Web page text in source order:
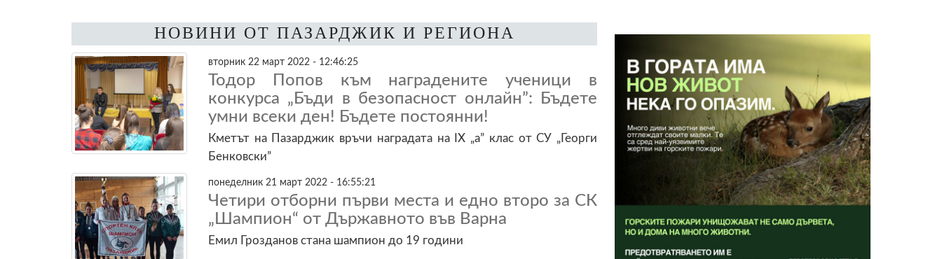
НОВИНИ ОТ ПАЗАРДЖИК И РЕГИОНА
вторник 22 март 2022 - 12:46:25
Тодор Попов към наградените ученици в
конкурса „Бъди в безопасност онлайн”: Бъдете
умни всеки ден! Бъдете постоянни!
Кметът на Пазарджик връчи наградата на IX „а” клас от СУ „Георги
Бенковски”
понеделник 21 март 2022 - 16:55:21
Четири отборни първи места и едно второ за СК
„Шампион“ от Държавното във Варна
Емил Грозданов стана шампион до 19 години